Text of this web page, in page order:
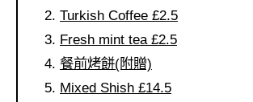
Turkish Coffee £2.5
Fresh mint tea £2.5
餐前烤餅(附贈)
Mixed Shish £14.5